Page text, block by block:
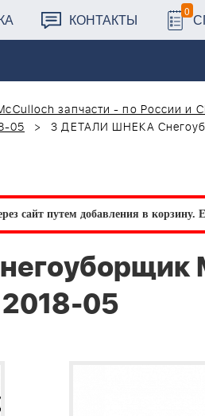
КОНТАКТЫ 0
запчасти - по России и
05
3 ДЕТАЛИ ШНЕКА
сайт путем добавления в корзину.
05